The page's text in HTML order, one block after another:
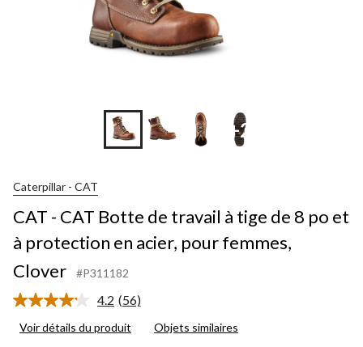
+2
Caterpillar - CAT
CAT - CAT Botte de travail à tige de 8 po et
à protection en acier, pour femmes,
Clover
#P311182
4.2 Lire
56
(56)
Voir détails du produit Objets similaires